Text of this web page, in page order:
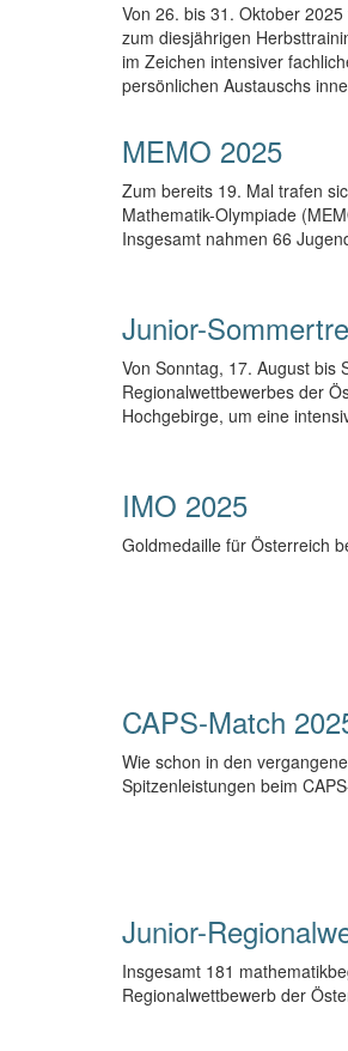
Von 26. bis 31. Oktober
zum diesjährigen
im Zeichen intensiver
persönlichen Austauschs
MEMO 2025
Zum bereits 19. Mal trafen
Mathematik-Olympiade
Insgesamt nahmen 66
Junior-
Von Sonntag, 17. August bis
Regionalwettbewerbes der
Hochgebirge, um eine
IMO 2025
Goldmedaille für Österreich
CAPS-Match
Wie schon in den
Spitzenleistungen beim
Junior-
Insgesamt 181
Regionalwettbewerb der